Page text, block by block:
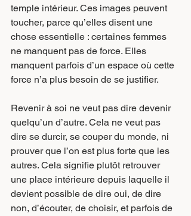
temple intérieur. Ces images peuvent
toucher, parce qu’elles disent une
chose essentielle : certaines femmes
ne manquent pas de force. Elles
manquent parfois d’un espace où cette
force n’a plus besoin de se justifier.
Revenir à soi ne veut pas dire devenir
quelqu’un d’autre. Cela ne veut pas
dire se durcir, se couper du monde, ni
prouver que l’on est plus forte que les
autres. Cela signifie plutôt retrouver
une place intérieure depuis laquelle il
devient possible de dire oui, de dire
non, d’écouter, de choisir, et parfois de